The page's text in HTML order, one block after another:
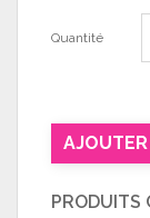
Quantité
PRODUITS